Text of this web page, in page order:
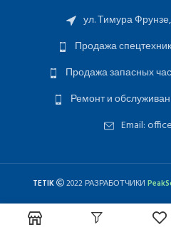
ул. Тимура
Продажа
Продажа запасных
Ремонт и
Email:
TETIK 2022 РАЗРАБОТЧИКИ